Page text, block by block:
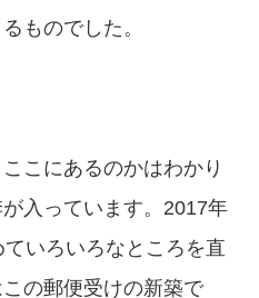
ものでした。
こにあるのかはわかり
入っています。2017年
いろいろなところを直
の郵便受けの新築で